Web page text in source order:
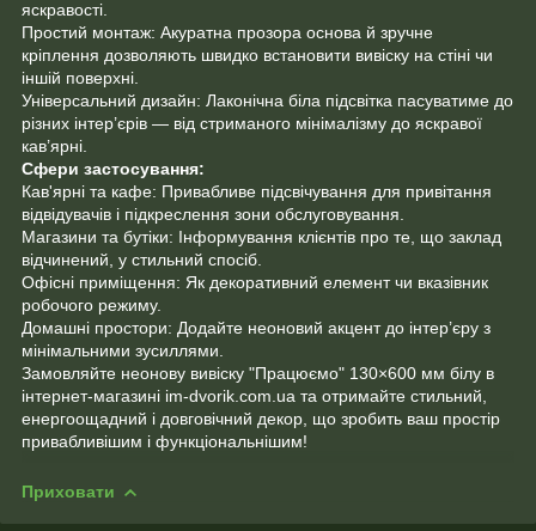
яскравості.
Простий монтаж: Акуратна прозора основа й зручне
кріплення дозволяють швидко встановити вивіску на стіні чи
іншій поверхні.
Універсальний дизайн: Лаконічна біла підсвітка пасуватиме до
різних інтер’єрів — від стриманого мінімалізму до яскравої
кав’ярні.
Сфери застосування:
Кав'ярні та кафе: Привабливе підсвічування для привітання
відвідувачів і підкреслення зони обслуговування.
Магазини та бутіки: Інформування клієнтів про те, що заклад
відчинений, у стильний спосіб.
Офісні приміщення: Як декоративний елемент чи вказівник
робочого режиму.
Домашні простори: Додайте неоновий акцент до інтер’єру з
мінімальними зусиллями.
Замовляйте неонову вивіску "Працюємо" 130×600 мм білу в
інтернет-магазині im-dvorik.com.ua та отримайте стильний,
енергоощадний і довговічний декор, що зробить ваш простір
привабливішим і функціональнішим!
Приховати